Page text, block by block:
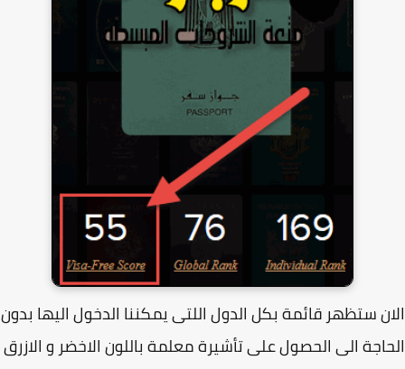
ستظهر قائمة بكل الدول اللتى يمكننا الدخول اليها بدون
الى الحصول على تأشيرة معلمة باللون الاخضر و الازرق